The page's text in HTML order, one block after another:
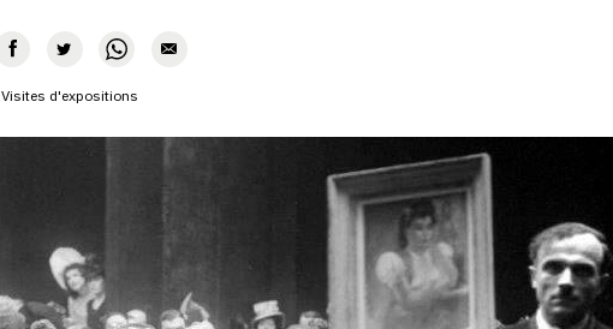
Visites d'expositions